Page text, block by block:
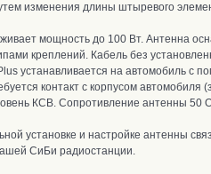
изменения длины штыревого
мощность до 100 Вт. Антенна
креплений. Кабель без
устанавливается на автомобиль с
контакт с корпусом автомобиля
КСВ. Сопротивление антенны 50
установке и настройке антенны
СиБи радиостанции.